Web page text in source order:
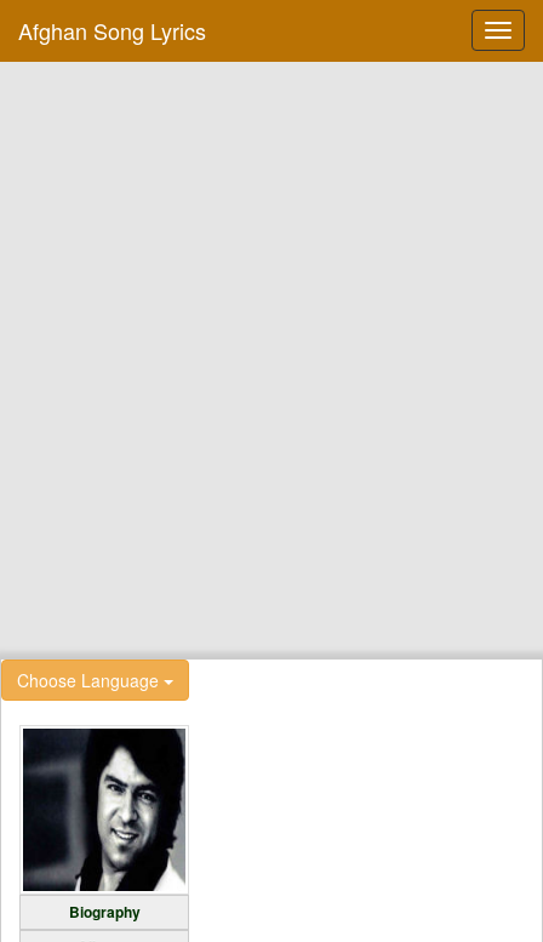
Afghan Song Lyrics
Choose Language
Biography